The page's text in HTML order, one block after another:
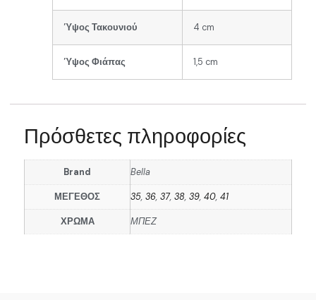
Ύψος Τακουνιού 4 cm
Ύψος Φιάπας 1,5 cm
Πρόσθετες πληροφορίες
Brand Bella
ΜΕΓΕΘΟΣ 35, 36, 37, 38, 39, 40, 41
ΧΡΩΜΑ ΜΠΕΖ